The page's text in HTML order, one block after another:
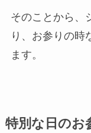
そのことから、
り、お参りの時
ます。
特別な日のお